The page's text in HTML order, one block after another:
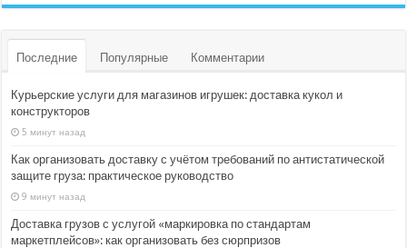
Последние Популярные Комментарии
Курьерские услуги для магазинов игрушек: доставка кукол и
конструкторов
5 минут назад
Как организовать доставку с учётом требований по антистатической
защите груза: практическое руководство
9 минут назад
Доставка грузов с услугой «маркировка по стандартам
маркетплейсов»: как организовать без сюрпризов